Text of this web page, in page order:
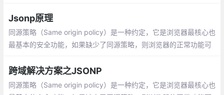
象序列化为字符串部分介绍进行了详细的介绍。
Jsonp原理
同源策略（Same origin policy）是一种约定，它是浏览器最核心也
最基本的安全功能，如果缺少了同源策略，则浏览器的正常功能可
器只是针对同源策略的一种实现。
跨域解决方案之JSONP
同源策略（Same origin policy）是一种约定，它是浏览器最核心也